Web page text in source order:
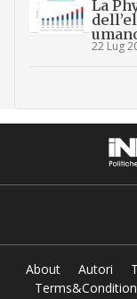
La
22 Lug
About Autori